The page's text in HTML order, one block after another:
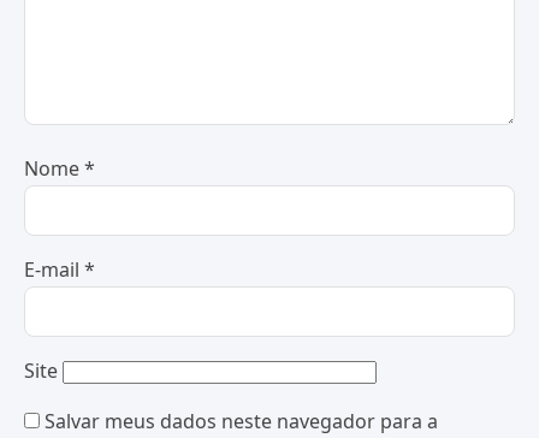
Nome*
E-mail *
Site
Salvar meus dados neste navegador para a